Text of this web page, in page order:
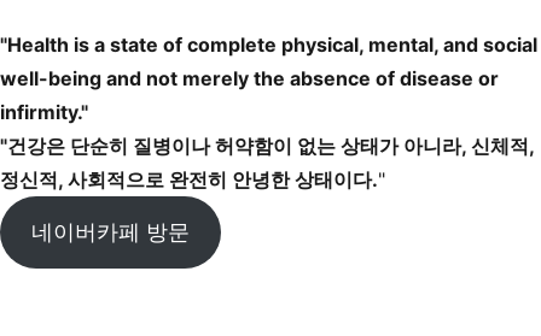
"Health is a state of complete physical, mental, and social
well-being and not merely the absence of disease or
infirmity."
"건강은 단순히 질병이나 허약함이 없는 상태가 아니라, 신체적,
정신적, 사회적으로 완전히 안녕한 상태이다."
네이버카페 방문